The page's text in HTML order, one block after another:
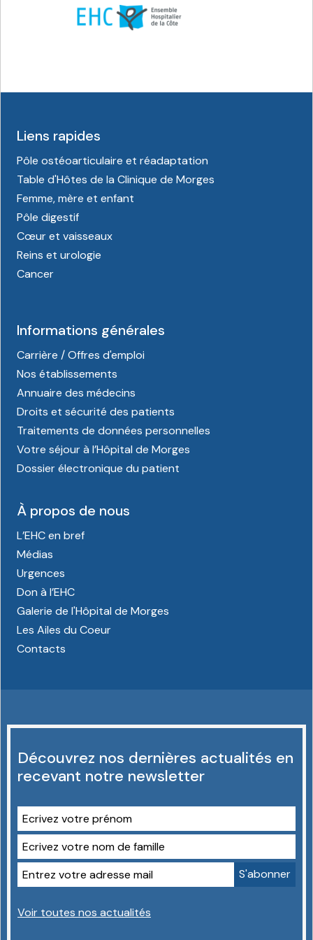
Liens rapides
Pôle ostéoarticulaire et réadaptation
Table d'Hôtes de la Clinique de Morges
Femme, mère et enfant
Pôle digestif
Cœur et vaisseaux
Reins et urologie
Cancer
Informations générales
Carrière / Offres d'emploi
Nos établissements
Annuaire des médecins
Droits et sécurité des patients
Traitements de données personnelles
Votre séjour à l’Hôpital de Morges
Dossier électronique du patient
À propos de nous
L’EHC en bref
Médias
Urgences
Don à l’EHC
Galerie de l'Hôpital de Morges
Les Ailes du Coeur
Contacts
Découvrez nos dernières actualités en
recevant notre newsletter
Voir toutes nos actualités